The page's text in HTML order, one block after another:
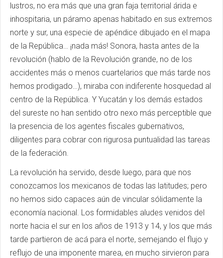
lustros, no era más que una gran faja territorial árida e
inhospitaria, un páramo apenas habitado en sus extremos
norte y sur, una especie de apéndice dibujado en el mapa
de la República… ¡nada más! Sonora, hasta antes de la
revolución (hablo de la Revolución grande, no de los
accidentes más o menos cuartelarios que más tarde nos
hemos prodigado…), miraba con indiferente hosquedad al
centro de la República. Y Yucatán y los demás estados
del sureste no han sentido otro nexo más perceptible que
la presencia de los agentes fiscales gubernativos,
diligentes para cobrar con rigurosa puntualidad las tareas
de la federación.
La revolución ha servido, desde luego, para que nos
conozcamos los mexicanos de todas las latitudes; pero
no hemos sido capaces aún de vincular sólidamente la
economía nacional. Los formidables aludes venidos del
norte hacia el sur en los años de 1913 y 14, y los que más
tarde partieron de acá para el norte, semejando el flujo y
reflujo de una imponente marea, en mucho sirvieron para